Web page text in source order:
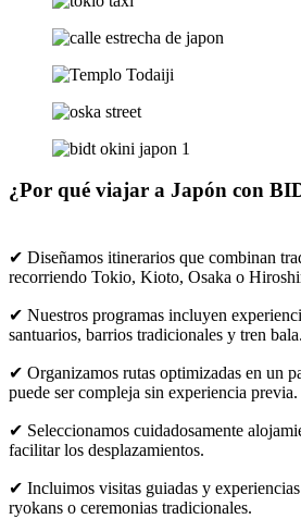
¿Por qué viajar a Japón con
✔ Diseñamos itinerarios que combinan
recorriendo Tokio, Kioto, Osaka o
✔ Nuestros programas incluyen
santuarios, barrios tradicionales y tren bala.
✔ Organizamos rutas optimizadas en un
puede ser compleja sin experiencia previa.
✔ Seleccionamos cuidadosamente
facilitar los desplazamientos.
✔ Incluimos visitas guiadas y
ryokans o ceremonias tradicionales.